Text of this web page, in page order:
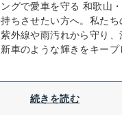
グで愛車を守る 和歌山
ちさせたい方へ。私たち
外線や雨汚れから守り
車のような輝きをキープ
続きを読む